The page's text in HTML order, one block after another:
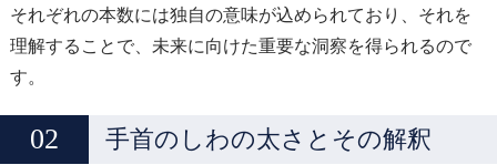
それぞれの本数には独自の意味が込められており、それを
理解することで、未来に向けた重要な洞察を得られるので
す。
手首のしわの太さとその解釈